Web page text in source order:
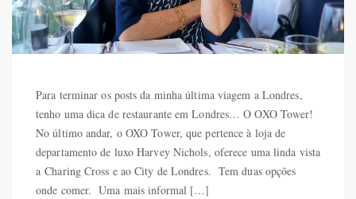
Para terminar os posts da minha última viagem a Londres,
tenho uma dica de restaurante em Londres… O OXO Tower!
No último andar, o OXO Tower, que pertence à loja de
departamento de luxo Harvey Nichols, oferece uma linda vista
a Charing Cross e ao City de Londres. Tem duas opções
onde comer. Uma mais informal […]